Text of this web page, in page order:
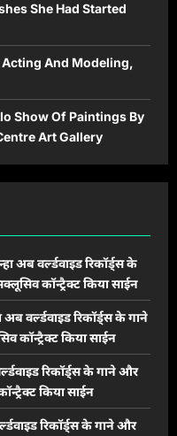
She Had Started
Acting And Modeling,
Show Of Paintings By
Art Gallery
अब वर्ल्डवाइड रिकॉर्ड्स के
कॉन्ट्रैक्ट किया साईन
अब वर्ल्डवाइड रिकॉर्ड्स के गाने
कॉन्ट्रैक्ट किया साईन
रिकॉर्ड्स के गाने और
किया साईन
रिकॉर्ड्स के गाने और